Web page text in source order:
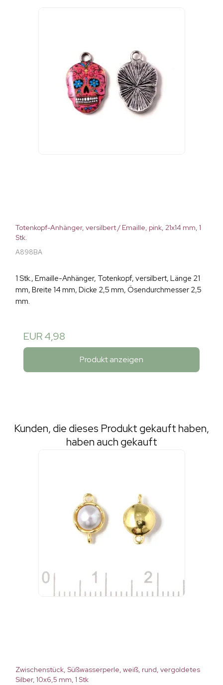
Totenkopf-Anhänger, versilbert / Emaille, pink, 21x14 mm, 1
Stk.
A898BA
1 Stk., Emaille-Anhänger, Totenkopf, versilbert, Länge 21
mm, Breite 14 mm, Dicke 2,5 mm, Ösendurchmesser 2,5
mm.
EUR 4,98
Produkt anzeigen
Kunden, die dieses Produkt gekauft haben,
haben auch gekauft
Zwischenstück, Süßwasserperle, weiß, rund, vergoldetes
Silber, 10x6,5 mm, 1 Stk